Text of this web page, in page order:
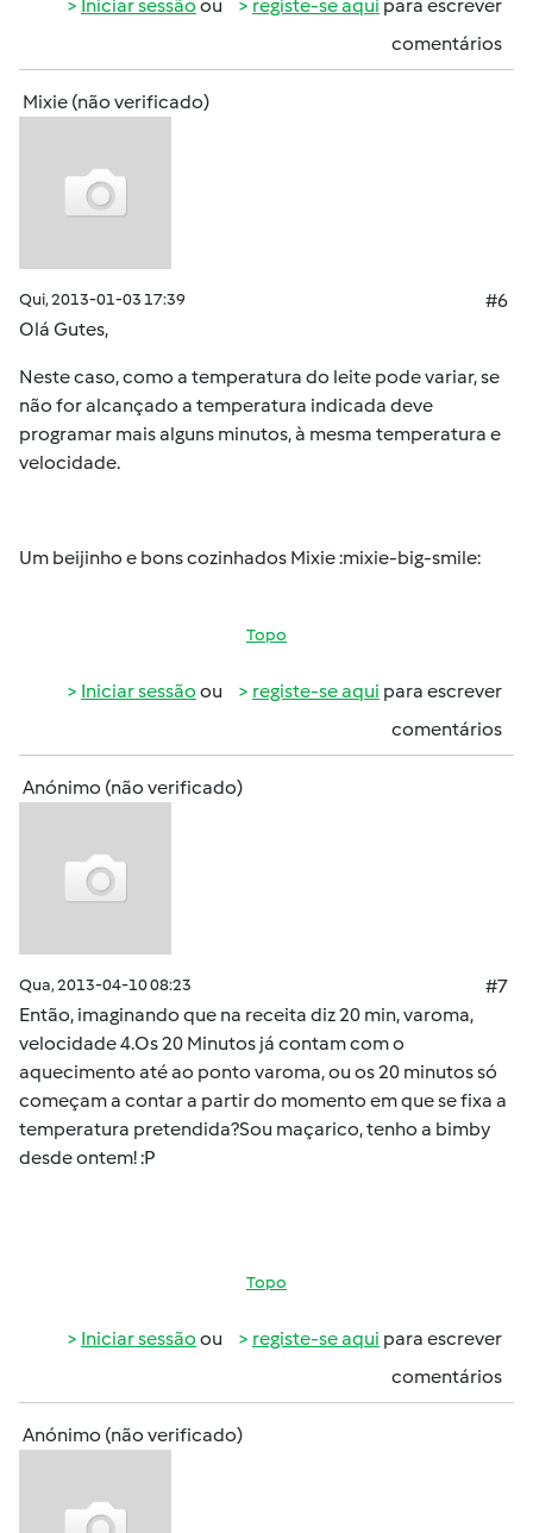
Iniciar sessão ou registe-se aqui para escrever
comentários
Mixie (não verificado)
Qui, 2013-01-03 17:39
#6
Olá Gutes,
Neste caso, como a temperatura do leite pode variar, se
não for alcançado a temperatura indicada deve
programar mais alguns minutos, à mesma temperatura e
velocidade.
Um beijinho e bons cozinhados Mixie :mixie-big-smile:
Topo
Iniciar sessão ou registe-se aqui para escrever
comentários
Anónimo (não verificado)
Qua, 2013-04-10 08:23
#7
Então, imaginando que na receita diz 20 min, varoma,
velocidade 4.Os 20 Minutos já contam com o
aquecimento até ao ponto varoma, ou os 20 minutos só
começam a contar a partir do momento em que se fixa a
temperatura pretendida?Sou maçarico, tenho a bimby
desde ontem! :P
Topo
Iniciar sessão ou registe-se aqui para escrever
comentários
Anónimo (não verificado)